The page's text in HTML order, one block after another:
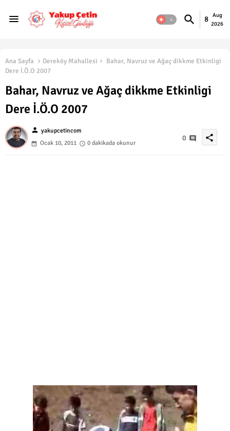
8
Aug
2026
Ana Sayfa Dereköy Mahallesi
Bahar, Navruz ve Ağaç dikkme Etkinligi
Dere İ.Ö.O 2007
Bahar, Navruz ve Ağaç dikkme Etkinligi
Dere İ.Ö.O 2007
person yakupcetincom
Ocak 10, 2011
0 dakikada okunur
0 share